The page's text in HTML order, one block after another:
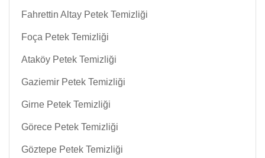
Fahrettin Altay Petek Temizliği
Foça Petek Temizliği
Ataköy Petek Temizliği
Gaziemir Petek Temizliği
Girne Petek Temizliği
Görece Petek Temizliği
Göztepe Petek Temizliği